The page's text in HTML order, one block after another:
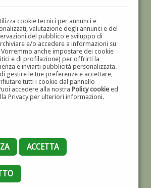
cookie tecnici per annunci e
valutazione degli annunci e del
del pubblico e sviluppo di
e/o accedere a informazioni su
anche impostare dei cookie
e di profilazione) per offrirti la
e inviarti pubblicità personalizzata.
gestire le tue preferenze e accettare,
tutti i cookie dal pannello
accedere alla nostra Policy cookieed
Privacy per ulteriori informazioni.
ACCETTA
GALLERIAD'ARTE
E SCULTURE '800 E '900